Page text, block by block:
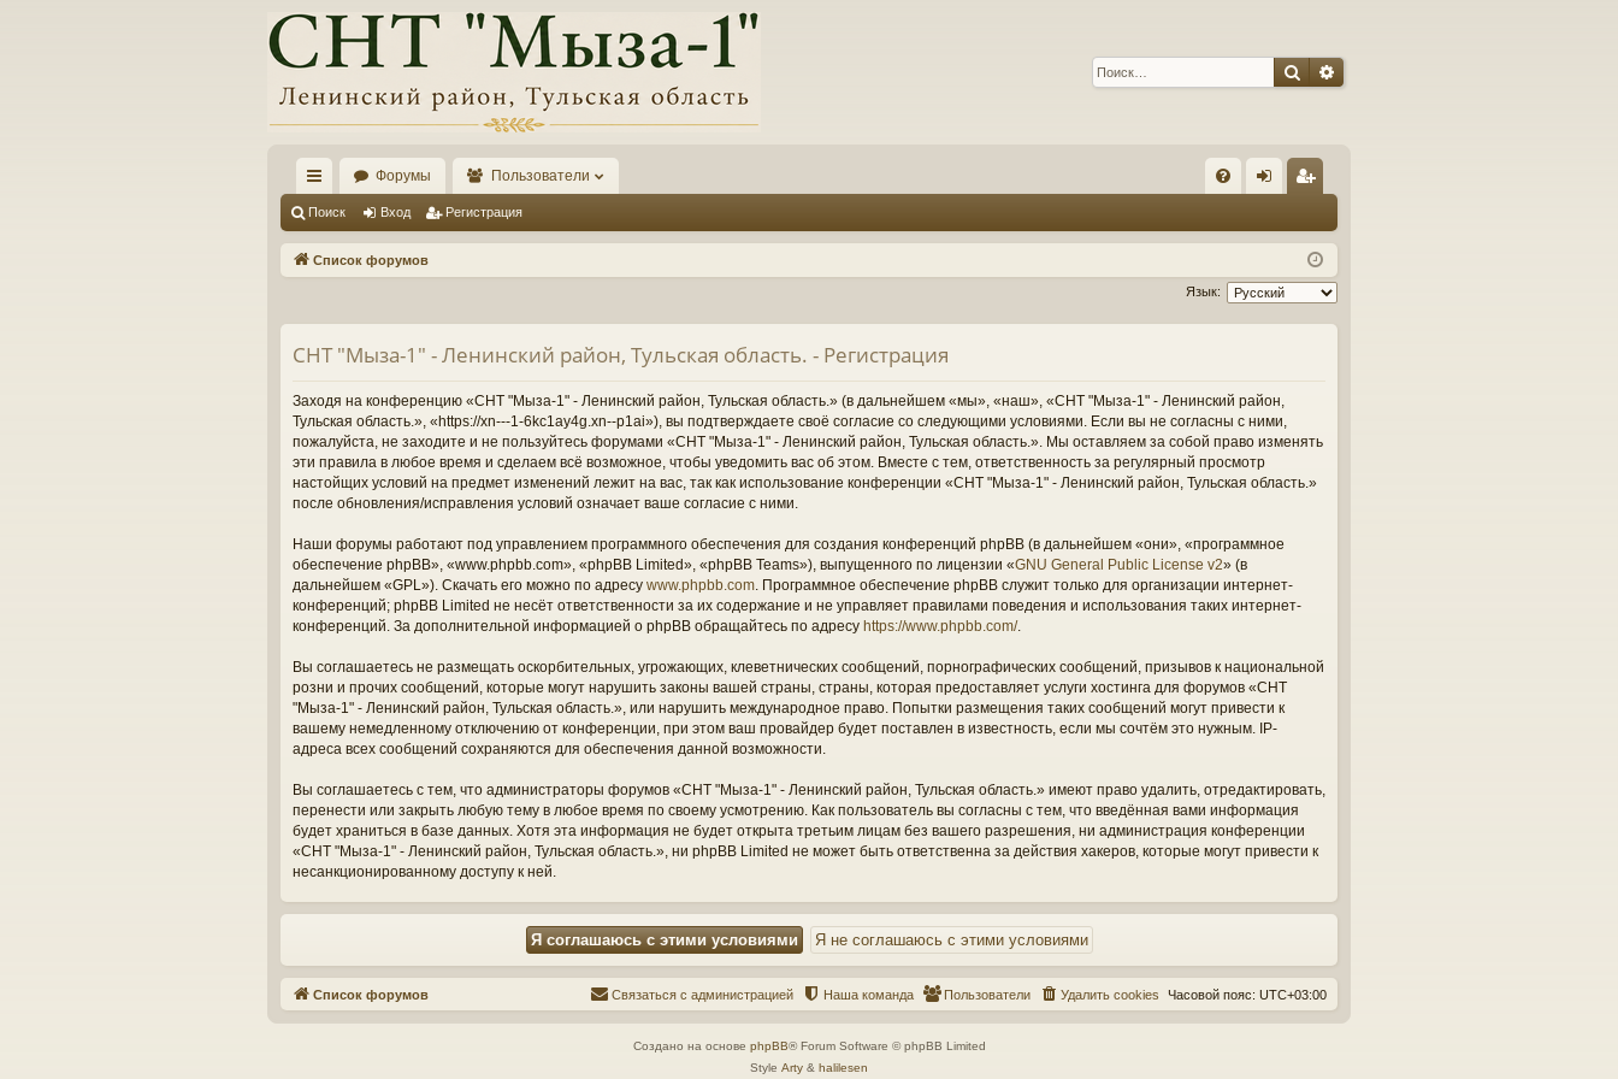
ПоискРасширенный поиск
с
ы
и
Форумы Пользователи
Q д ис
тр
ац
Поиск Вход Регистрация
Список форумов
Язык:
СНТ "Мыза-1" - Ленинский район, Тульская область. - Регистрация
Заходя на конференцию «СНТ "Мыза-1" - Ленинский район, Тульская область.» (в дальнейшем «мы», «наш», «СНТ "Мыза-1" - Ленинский район,
Тульская область.», «https://xn---1-6kc1ay4g.xn--p1ai»), вы подтверждаете своё согласие со следующими условиями. Если вы не согласны с ними,
пожалуйста, не заходите и не пользуйтесь форумами «СНТ "Мыза-1" - Ленинский район, Тульская область.». Мы оставляем за собой право изменять
эти правила в любое время и сделаем всё возможное, чтобы уведомить вас об этом. Вместе с тем, ответственность за регулярный просмотр
настойщих условий на предмет изменений лежит на вас, так как использование конференции «СНТ "Мыза-1" - Ленинский район, Тульская область.»
после обновления/исправления условий означает ваше согласие с ними.
Наши форумы работают под управлением программного обеспечения для создания конференций phpBB (в дальнейшем «они», «программное
обеспечение phpBB», «www.phpbb.com», «phpBB Limited», «phpBB Teams»), выпущенного по лицензии «GNU General Public License v2» (в
дальнейшем «GPL»). Скачать его можно по адресу www.phpbb.com. Программное обеспечение phpBB служит только для организации интернет-
конференций; phpBB Limited не несёт ответственности за их содержание и не управляет правилами поведения и использования таких интернет-
конференций. За дополнительной информацией о phpBB обращайтесь по адресу https://www.phpbb.com/.
Вы соглашаетесь не размещать оскорбительных, угрожающих, клеветнических сообщений, порнографических сообщений, призывов к национальной
розни и прочих сообщений, которые могут нарушить законы вашей страны, страны, которая предоставляет услуги хостинга для форумов «СНТ
"Мыза-1" - Ленинский район, Тульская область.», или нарушить международное право. Попытки размещения таких сообщений могут привести к
вашему немедленному отключению от конференции, при этом ваш провайдер будет поставлен в известность, если мы сочтём это нужным. IP-
адреса всех сообщений сохраняются для обеспечения данной возможности.
Вы соглашаетесь с тем, что администраторы форумов «СНТ "Мыза-1" - Ленинский район, Тульская область.» имеют право удалить, отредактировать,
перенести или закрыть любую тему в любое время по своему усмотрению. Как пользователь вы согласны с тем, что введённая вами информация
будет храниться в базе данных. Хотя эта информация не будет открыта третьим лицам без вашего разрешения, ни администрация конференции
«СНТ "Мыза-1" - Ленинский район, Тульская область.», ни phpBB Limited не может быть ответственна за действия хакеров, которые могут привести к
несанкционированному доступу к ней.
Список форумов Часовой пояс: UTC+03:00
Удалить cookies
Пользователи
Наша команда
Связаться с администрацией
Создано на основе phpBB® Forum Software © phpBB Limited
Style Arty & halilesen